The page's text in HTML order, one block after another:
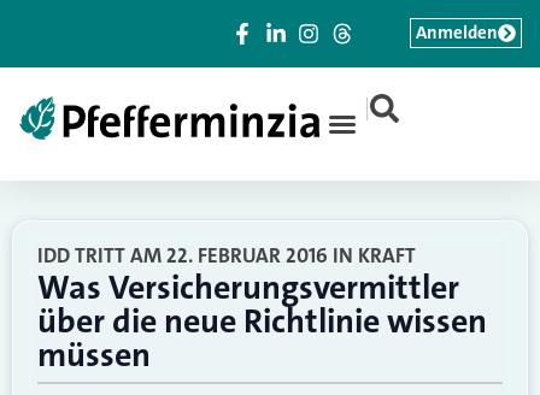
|
Anmelden
IDD TRITT AM 22. FEBRUAR 2016 IN KRAFT
Was Versicherungsvermittler
über die neue Richtlinie wissen
müssen